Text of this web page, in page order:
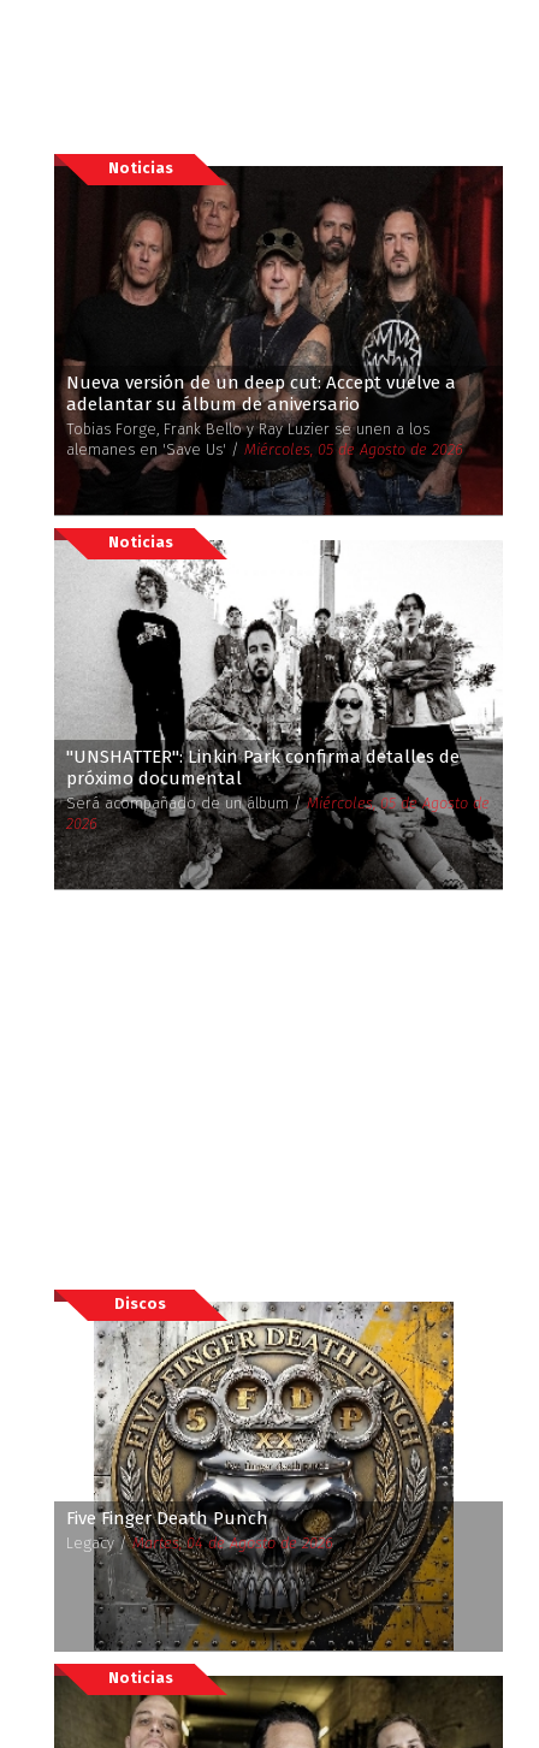
Noticias
Nueva versión de un deep cut: Accept vuelve a
adelantar su álbum de aniversario
Tobias Forge, Frank Bello y Ray Luzier se unen a los
alemanes en 'Save Us' / Miércoles, 05 de Agosto de 2026
Noticias
''UNSHATTER'': Linkin Park confirma detalles de
próximo documental
Será acompañado de un álbum /Miércoles, 05 de Agosto de
2026
Discos
Five Finger Death Punch
Legacy /Martes, 04 de Agosto de 2026
Noticias